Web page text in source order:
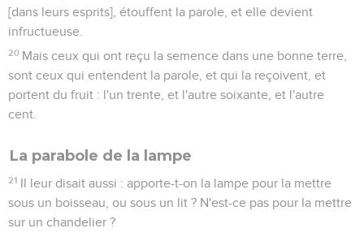
[dans leurs esprits], étouffent la parole, et elle devient
infructueuse.
20 Mais ceux qui ont reçu la semence dans une bonne terre,
sont ceux qui entendent la parole, et qui la reçoivent, et
portent du fruit : l'un trente, et l'autre soixante, et l'autre
cent.
La parabole de la lampe
21 Il leur disait aussi : apporte-t-on la lampe pour la mettre
sous un boisseau, ou sous un lit ? N'est-ce pas pour la mettre
sur un chandelier ?